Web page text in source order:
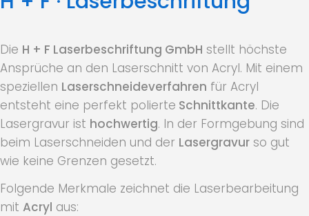
r
i
f
t
u
n
g
Die H + F Laserbeschriftung GmbH stellt höchste
Ansprüche an den Laserschnitt von Acryl. Mit einem
speziellen Laserschneideverfahren für Acryl
entsteht eine perfekt polierte Schnittkante. Die
Lasergravur ist hochwertig. In der Formgebung sind
beim Laserschneiden und der Lasergravur so gut
wie keine Grenzen gesetzt.
Folgende Merkmale zeichnet die Laserbearbeitung
mit Acryl aus: